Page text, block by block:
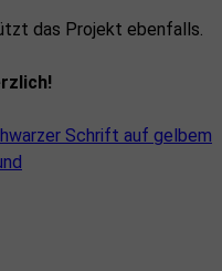
das Projekt ebenfalls.